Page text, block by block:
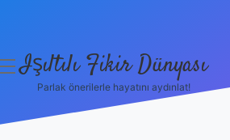
Işıltılı Fikir Dünyası
Parlak önerilerle hayatını aydınlat!